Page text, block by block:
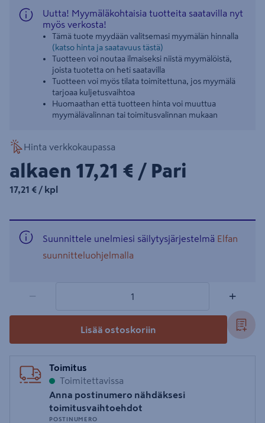
Uutta! Myymäläkohtaisia tuotteita saatavilla nyt
myös verkosta!
Tämä tuote myydään valitsemasi myymälän hinnalla
(katso hinta ja saatavuus tästä)
Tuotteen voi noutaa ilmaiseksi niistä myymälöistä,
joista tuotetta on heti saatavilla
Tuotteen voi myös tilata toimitettuna, jos myymälä
tarjoaa kuljetusvaihtoa
Huomaathan että tuotteen hinta voi muuttua
myymälävalinnan tai toimitusvalinnan mukaan
Hinta verkkokaupassa
alkaen 17,21€/Pari
17,21 € / Pari
17,21€/kpl
17,21 € / kpl
Suunnittele unelmiesi säilytysjärjestelmä Elfan
suunnitteluohjelmalla
− +
Lisää ostoskoriin
Toimitus
Toimitettavissa
Anna postinumero nähdäksesi
toimitusvaihtoehdot
POSTINUMERO